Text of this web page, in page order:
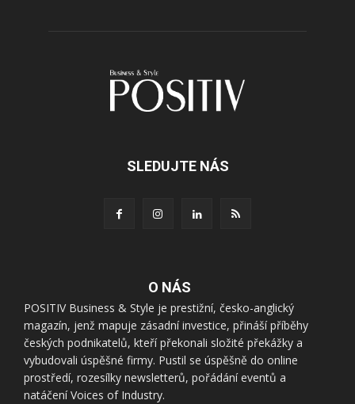
SLEDUJTE NÁS
O NÁS
POSITIV Business & Style je prestižní, česko-anglický
magazín, jenž mapuje zásadní investice, přináší příběhy
českých podnikatelů, kteří překonali složité překážky a
vybudovali úspěšné firmy. Pustil se úspěšně do online
prostředí, rozesílky newsletterů, pořádání eventů a
natáčení Voices of Industry.